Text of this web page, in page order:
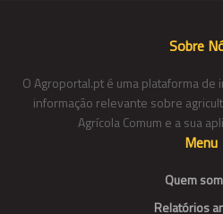
Sobre
O Agroportal.pt é uma plataforma
informação relevante sobre
Agrícola Comum e a sua
Menu
Quem
Relatórios